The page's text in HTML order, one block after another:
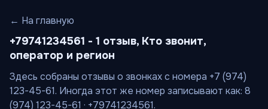
← На главную
+79741234561 - 1 отзыв, Кто звонит,
оператор и регион
Здесь собраны отзывы о звонках с номера +7 (974)
123-45-61. Иногда этот же номер записывают как: 8
(974) 123-45-61 · +79741234561.